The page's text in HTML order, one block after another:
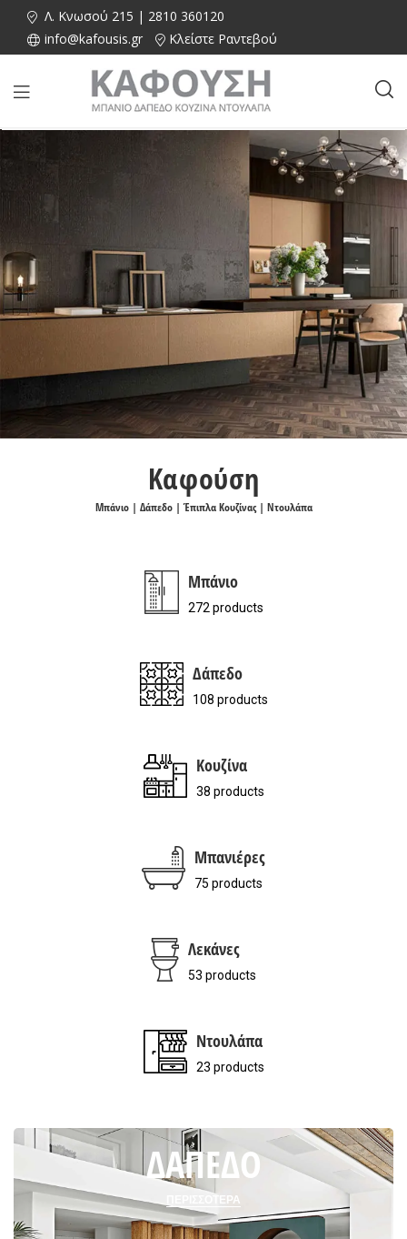
Λ. Κνωσού 215 | 2810 360120
info@kafousis.gr
Κλείστε Ραντεβού
Καφούση
Μπάνιο | Δάπεδο | Έπιπλα Κουζίνας | Ντουλάπα
Μπάνιο
272 products
Δάπεδο
108 products
Κουζίνα
38 products
Μπανιέρες
75 products
Λεκάνες
53 products
Ντουλάπα
23 products
ΔΑΠΕΔΟ
ΔΑΠΕΔΟ
ΠΕΡΙΣΣΟΤΕΡΑ